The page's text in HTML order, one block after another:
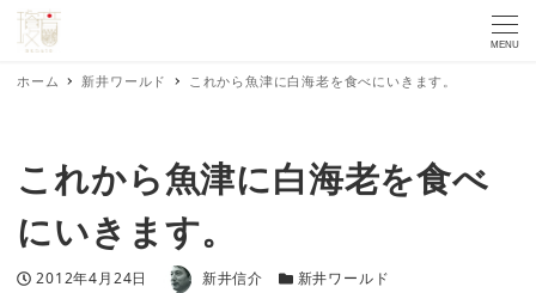
MENU
ホーム 新井ワールド これから魚津に白海老を食べにいきます。
これから魚津に白海老を食べ
にいきます。
投稿日
2012年4月24日 著者 新井信介 カテゴリー
新井ワールド